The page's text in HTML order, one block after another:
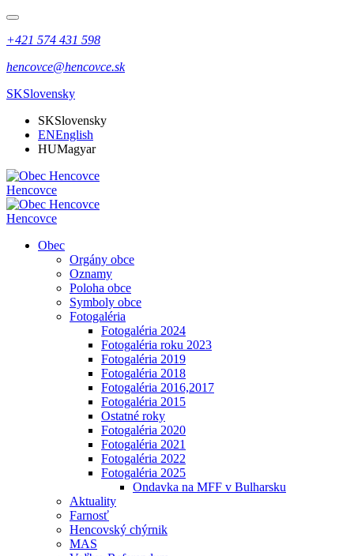
+421 574 431 598
hencovce@hencovce.sk
SKSlovensky
SKSlovensky
ENEnglish
HUMagyar
Hencovce
Hencovce
Obec
Orgány obce
Oznamy
Poloha obce
Symboly obce
Fotogaléria
Fotogaléria 2024
Fotogaléria roku 2023
Fotogaléria 2019
Fotogaléria 2018
Fotogaléria 2016,2017
Fotogaléria 2015
Ostatné roky
Fotogaléria 2020
Fotogaléria 2021
Fotogaléria 2022
Fotogaléria 2025
Ondavka na MFF v Bulharsku
Aktuality
Farnosť
Hencovský chýrnik
MAS